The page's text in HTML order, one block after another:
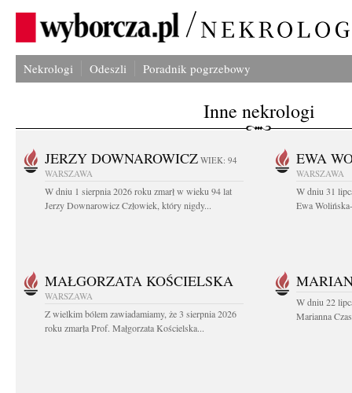
Nekrologi Odeszli Poradnik pogrzebowy
Inne nekrologi
JERZY DOWNAROWICZ WIEK: 94
WARSZAWA
W dniu 1 sierpnia 2026 roku zmarł w wieku 94 lat
Jerzy Downarowicz Człowiek, który nigdy...
EWA
WARSZAWA
W dniu 31
Ewa
MAŁGORZATA KOŚCIELSKA
WARSZAWA
Z wielkim bólem zawiadamiamy, że 3 sierpnia 2026
roku zmarła Prof. Małgorzata Kościelska...
W dniu 22
Marianna